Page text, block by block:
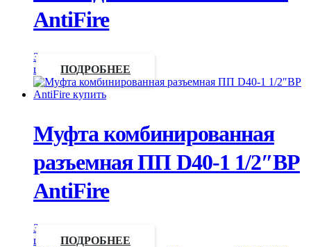
AntiFire
Запросить
цену
ПОДРОБНЕЕ
Муфта комбинированная
разъемная ПП D40-1 1/2″ВР
AntiFire
Запросить
цену
ПОДРОБНЕЕ